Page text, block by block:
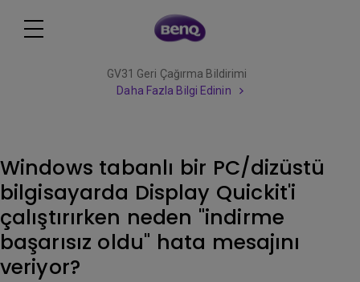
GV31 Geri Çağırma Bildirimi
Daha Fazla Bilgi Edinin
Windows tabanlı bir PC/dizüstü
bilgisayarda Display Quickit'i
çalıştırırken neden "indirme
başarısız oldu" hata mesajını
veriyor?